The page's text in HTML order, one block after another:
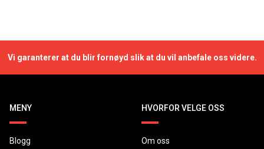
Vi garanterer at du blir fornøyd slik at du vil anbefale oss videre.
MENY
Blogg
HVORFOR VELGE OSS
Om oss